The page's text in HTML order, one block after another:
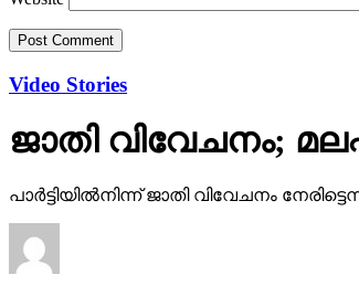
Video Stories
ജാതി വിവേചനം;
പാര്‍ട്ടിയില്‍നിന്ന് ജാതി വിവേചനം